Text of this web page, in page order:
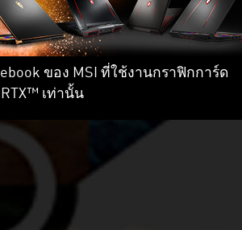
ของ MSI ที่ใช้งานกราฟิกการ์ด
เท่านั้น